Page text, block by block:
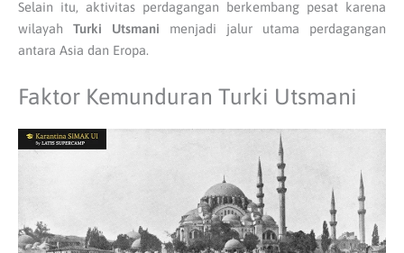
Selain itu, aktivitas perdagangan berkembang pesat karena
wilayah Turki Utsmani menjadi jalur utama perdagangan
antara Asia dan Eropa.
Faktor Kemunduran Turki Utsmani